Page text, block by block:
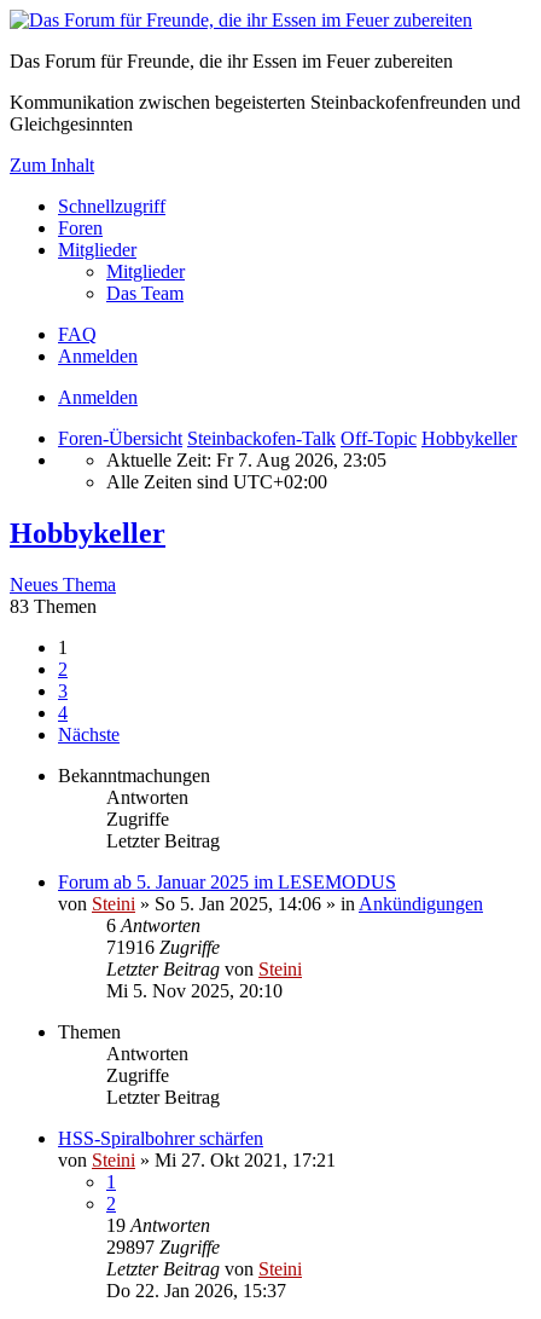
Das Forum für Freunde, die ihr Essen im Feuer zubereiten
Kommunikation zwischen begeisterten Steinbackofenfreunden und
Gleichgesinnten
Zum Inhalt
Schnellzugriff
Foren
Mitglieder
Mitglieder
Das Team
FAQ
Anmelden
Anmelden
Foren-Übersicht Steinbackofen-Talk Off-Topic Hobbykeller
Aktuelle Zeit: Fr 7. Aug 2026, 23:05
Alle Zeiten sind UTC+02:00
Hobbykeller
Neues Thema
83 Themen
1
2
3
4
Nächste
Bekanntmachungen
Antworten
Zugriffe
Letzter Beitrag
Forum ab 5. Januar 2025 im LESEMODUS
von Steini » So 5. Jan 2025, 14:06 » in Ankündigungen
6 Antworten
71916 Zugriffe
Letzter Beitrag von Steini
Mi 5. Nov 2025, 20:10
Themen
Antworten
Zugriffe
Letzter Beitrag
HSS-Spiralbohrer schärfen
von Steini » Mi 27. Okt 2021, 17:21
1
2
19 Antworten
29897 Zugriffe
Letzter Beitrag von Steini
Do 22. Jan 2026, 15:37